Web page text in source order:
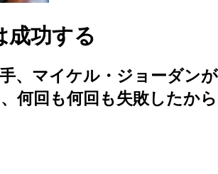
成功する
、マイケル・ジョーダンが
何回も何回も失敗したから